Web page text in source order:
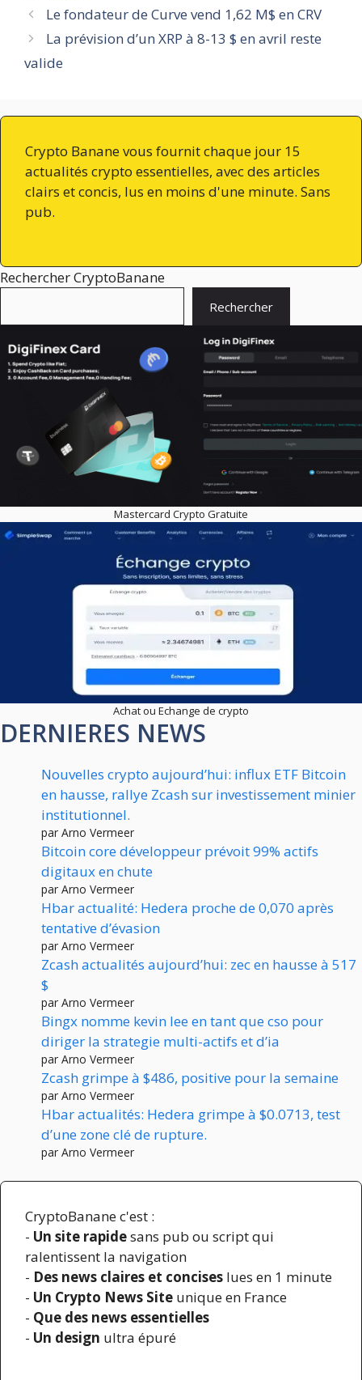
Le fondateur de Curve vend 1,62 M$ en CRV
La prévision d’un XRP à 8-13 $ en avril reste
valide
Crypto Banane vous fournit chaque jour 15
actualités crypto essentielles, avec des articles
clairs et concis, lus en moins d'une minute. Sans
pub.
Rechercher CryptoBanane
Rechercher
Mastercard Crypto Gratuite
Achat ou Echange de crypto
DERNIERES NEWS
Nouvelles crypto aujourd’hui: influx ETF Bitcoin
en hausse, rallye Zcash sur investissement minier
institutionnel.
par Arno Vermeer
Bitcoin core développeur prévoit 99% actifs
digitaux en chute
par Arno Vermeer
Hbar actualité: Hedera proche de 0,070 après
tentative d’évasion
par Arno Vermeer
Zcash actualités aujourd’hui: zec en hausse à 517
$
par Arno Vermeer
Bingx nomme kevin lee en tant que cso pour
diriger la strategie multi-actifs et d’ia
par Arno Vermeer
Zcash grimpe à $486, positive pour la semaine
par Arno Vermeer
Hbar actualités: Hedera grimpe à $0.0713, test
d’une zone clé de rupture.
par Arno Vermeer
CryptoBanane c'est :
- Un site rapidesans pub ou script qui
ralentissent la navigation
- Des news claires et concises lues en 1 minute
- Un Crypto News Site unique en France
- Que des news essentielles
- Un design ultra épuré